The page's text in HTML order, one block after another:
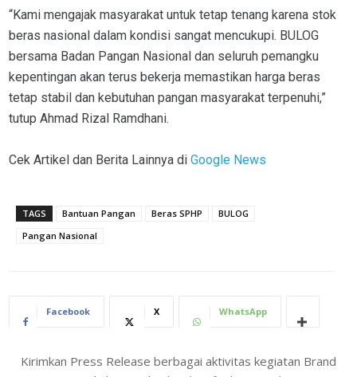
“Kami mengajak masyarakat untuk tetap tenang karena stok
beras nasional dalam kondisi sangat mencukupi. BULOG
bersama Badan Pangan Nasional dan seluruh pemangku
kepentingan akan terus bekerja memastikan harga beras
tetap stabil dan kebutuhan pangan masyarakat terpenuhi,”
tutup Ahmad Rizal Ramdhani.
Cek Artikel dan Berita Lainnya di Google News
TAGS Bantuan Pangan Beras SPHP
BULOG
Pangan Nasional
Facebook X WhatsApp
Kirimkan Press Release berbagai aktivitas kegiatan Brand